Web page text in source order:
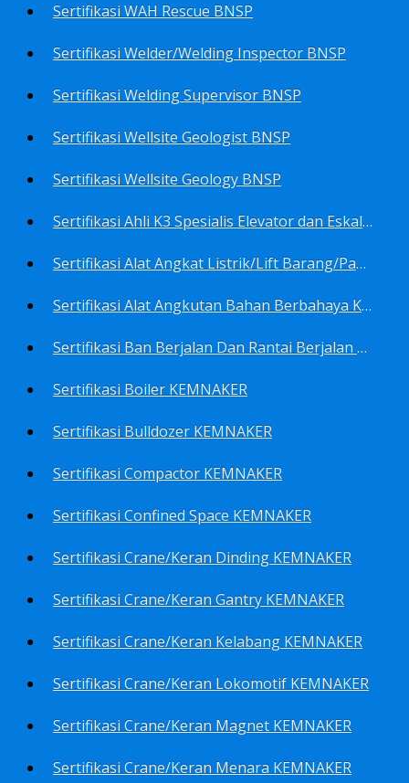
Sertifikasi WAH Rescue BNSP
Sertifikasi Welder/Welding Inspector BNSP
Sertifikasi Welding Supervisor BNSP
Sertifikasi Wellsite Geologist BNSP
Sertifikasi Wellsite Geology BNSP
Sertifikasi Ahli K3 Spesialis Elevator dan Eskalator KEMNAKER
Sertifikasi Alat Angkat Listrik/Lift Barang/Passenger Hoist KEMNAKER
Sertifikasi Alat Angkutan Bahan Berbahaya KEMNAKER
Sertifikasi Ban Berjalan Dan Rantai Berjalan KEMNAKER
Sertifikasi Boiler KEMNAKER
Sertifikasi Bulldozer KEMNAKER
Sertifikasi Compactor KEMNAKER
Sertifikasi Confined Space KEMNAKER
Sertifikasi Crane/Keran Dinding KEMNAKER
Sertifikasi Crane/Keran Gantry KEMNAKER
Sertifikasi Crane/Keran Kelabang KEMNAKER
Sertifikasi Crane/Keran Lokomotif KEMNAKER
Sertifikasi Crane/Keran Magnet KEMNAKER
Sertifikasi Crane/Keran Menara KEMNAKER